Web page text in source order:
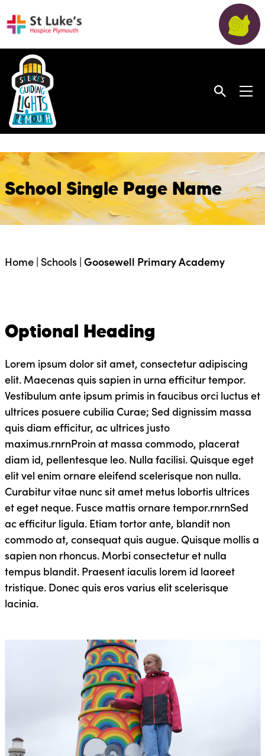
School Single Page Name
Home| Schools| Goosewell Primary Academy
Optional Heading
Lorem ipsum dolor sit amet, consectetur adipiscing
elit. Maecenas quis sapien in urna efficitur tempor.
Vestibulum ante ipsum primis in faucibus orci luctus et
ultrices posuere cubilia Curae; Sed dignissim massa
quis diam efficitur, ac ultrices justo
maximus.rnrnProin at massa commodo, placerat
diam id, pellentesque leo. Nulla facilisi. Quisque eget
elit vel enim ornare eleifend scelerisque non nulla.
Curabitur vitae nunc sit amet metus lobortis ultrices
et eget neque. Fusce mattis ornare tempor.rnrnSed
ac efficitur ligula. Etiam tortor ante, blandit non
commodo at, consequat quis augue. Quisque mollis a
sapien non rhoncus. Morbi consectetur et nulla
tempus blandit. Praesent iaculis lorem id laoreet
tristique. Donec quis eros varius elit scelerisque
lacinia.